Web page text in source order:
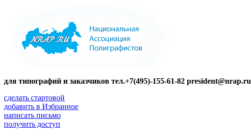
для типографий и заказчиков тел.+7(495)-155-61-82 president@nrap.ru
сделать стартовой
добавить в Избранное
написать письмо
получить доступ